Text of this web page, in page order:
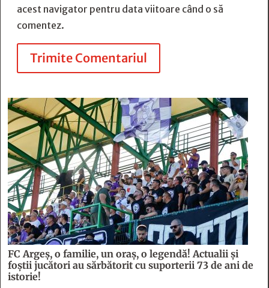
acest navigator pentru data viitoare când o să
comentez.
Trimite Comentariul
FC Argeş, o familie, un oraș, o legendă! Actualii şi
foştii jucători au sărbătorit cu suporterii 73 de ani de
istorie!